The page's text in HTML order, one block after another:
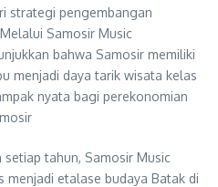
strategi pengembangan
Samosir Music
bahwa Samosir memiliki
menjadi daya tarik wisata kelas
nyata bagi perekonomian
tahun, Samosir Music
etalase budaya Batak di